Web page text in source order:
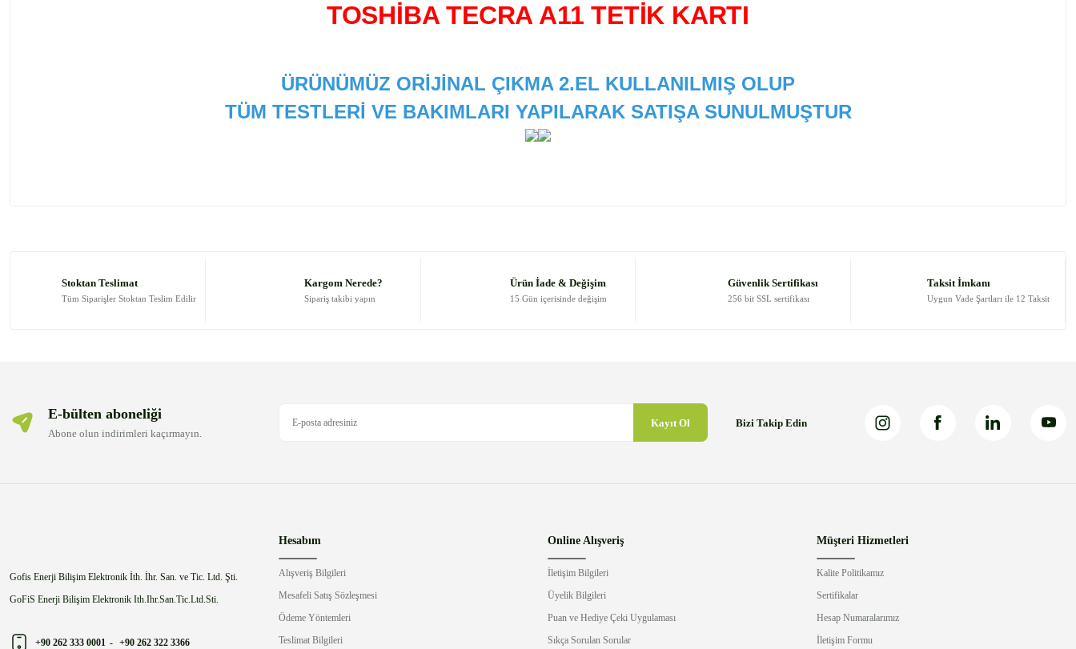
TOSHİBA TECRA A11 TETİK KARTI
ÜRÜNÜMÜZ ORİJİNAL ÇIKMA 2.EL KULLANILMIŞ OLUP
TÜM TESTLERİ VE BAKIMLARI YAPILARAK SATIŞA SUNULMUŞTUR
Ürün bilgilerinde hatalar bulunuyor.
Stoktan Teslimat
Tüm Siparişler Stoktan Teslim Edilir
Kargom Nerede?
Sipariş takibi yapın
Ürün İade & Değişim
15 Gün içerisinde değişim
Güvenlik Sertifikası
256 bit SSL sertifikası
Taksit İmkanı
Uygun Vade Şartları ile 12 Taksit
E-bülten aboneliği
Abone olun indirimleri kaçırmayın.
Kayıt Ol Bizi Takip Edin
Gofis Enerji Bilişim Elektronik İth. İhr. San. ve Tic. Ltd. Şti.
GoFiS Enerji Bilişim Elektronik Ith.Ihr.San.Tic.Ltd.Sti.
+90 262 333 0001 - +90 262 322 3366
Hesabım
Alışveriş Bilgileri
Mesafeli Satış Sözleşmesi
Ödeme Yöntemleri
Teslimat Bilgileri
Online Alışveriş
İletişim Bilgileri
Üyelik Bilgileri
Puan ve Hediye Çeki Uygulaması
Sıkça Sorulan Sorular
Müşteri Hizmetleri
Kalite Politikamız
Sertifikalar
Hesap Numaralarımız
İletişim Formu